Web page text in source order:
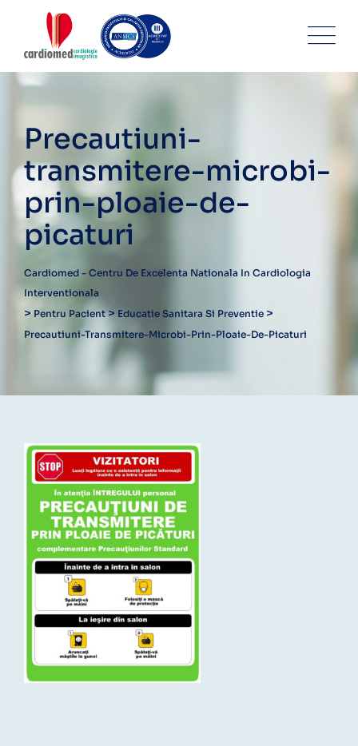
content
Precautiuni-
transmitere-microbi-
prin-ploaie-de-
picaturi
Cardiomed - Centru De Excelenta Nationala In Cardiologia
Interventionala
> Pentru Pacient> Educatie Sanitara Si Preventie >
Precautiuni-Transmitere-Microbi-Prin-Ploaie-De-Picaturi